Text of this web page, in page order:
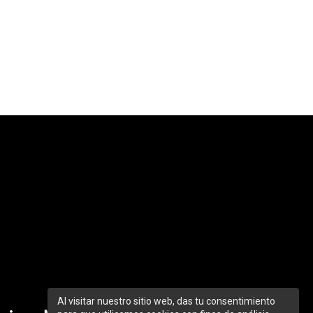
Al visitar nuestro sitio web, das tu consentimiento